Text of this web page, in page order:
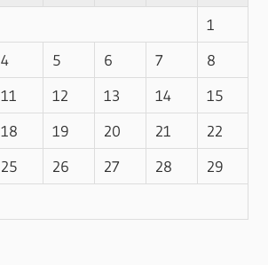
1
4 5 6 7
8
11 12 13 14
15
18 19 20 21
22
25 26 27 28
29